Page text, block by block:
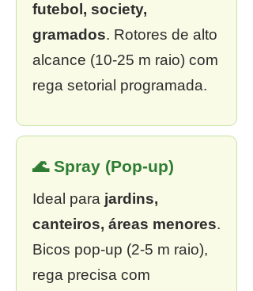
futebol, society,
gramados. Rotores de alto
alcance (10-25 m raio) com
rega setorial programada.
🌊 Spray (Pop-up)
Ideal para jardins,
canteiros, áreas menores.
Bicos pop-up (2-5 m raio),
rega precisa com